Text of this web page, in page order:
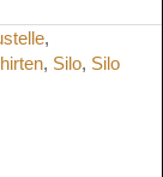
,
, Silo, Silo